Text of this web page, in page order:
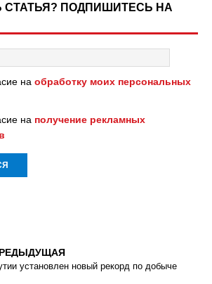
СТАТЬЯ? ПОДПИШИТЕСЬ НА
на обработку моих персональных
на получение рекламных
установлен новый рекорд по добыче